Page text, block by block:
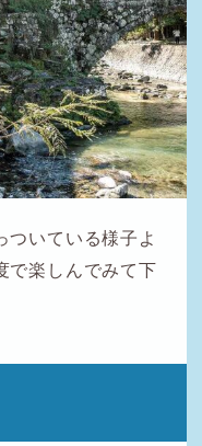
ついている様子よ
で楽しんでみて下